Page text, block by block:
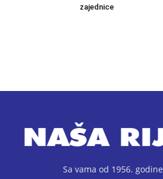
zajednice
Sa vama od 1956. godine